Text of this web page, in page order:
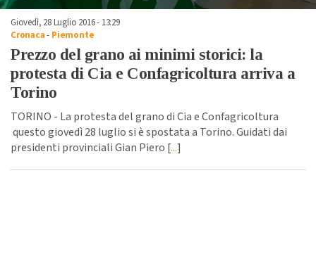
Giovedì, 28 Luglio 2016 - 13:29
Cronaca- Piemonte
Prezzo del grano ai minimi storici: la
protesta di Cia e Confagricoltura arriva a
Torino
TORINO - La protesta del grano di Cia e Confagricoltura
questo giovedì 28 luglio si è spostata a Torino. Guidati dai
presidenti provinciali Gian Piero [...]